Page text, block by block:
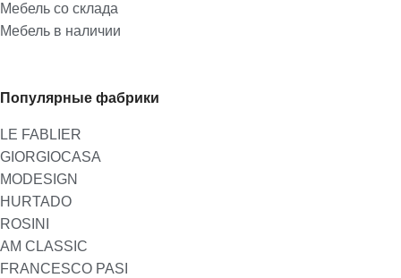
Мебель со склада
Мебель в наличии
Популярные фабрики
LE FABLIER
GIORGIOCASA
MODESIGN
HURTADO
ROSINI
AM CLASSIC
FRANCESCO PASI